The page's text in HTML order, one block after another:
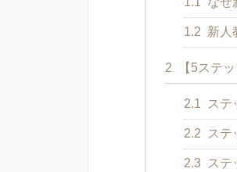
1.2 新人
2 【5ステ
2.1 ステ
2.2 ステ
2.3 ステ